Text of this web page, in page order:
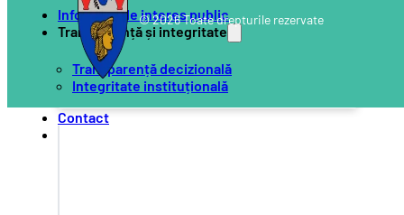
Informații de interes public
Transparență și integritate
Transparență decizională
Integritate instituțională
Contact
© 2026 Toate drepturile rezervate